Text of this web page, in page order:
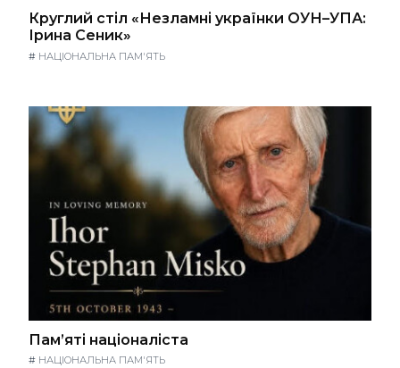
Круглий стіл «Незламні українки ОУН–УПА:
Ірина Сеник»
# НАЦІОНАЛЬНА ПАМ'ЯТЬ
Пам’яті націоналіста
# НАЦІОНАЛЬНА ПАМ'ЯТЬ